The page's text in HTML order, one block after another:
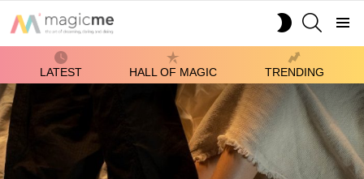
SWITCH
LATEST HALL OF MAGIC TRENDING